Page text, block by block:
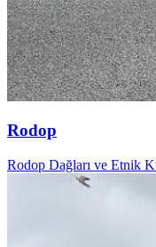
Rodop
Rodop Dağları ve Etnik